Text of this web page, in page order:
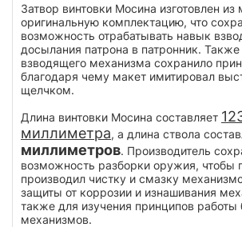
Затвор винтовки Мосина изготовлен
оригинальную комплектацию, что
возможность отрабатывать навык
досылания патрона в патронник. Также
взводящего механизма сохранило
благодаря чему макет имитировал
щелчком.
Длина винтовки Мосина составляет
миллиметра, а длина ствола
миллиметров. Производитель
возможность разборки оружия, чтобы
производил чистку и смазку
защиты от коррозии и изнашивания
также для изучения принципов работы
механизмов.